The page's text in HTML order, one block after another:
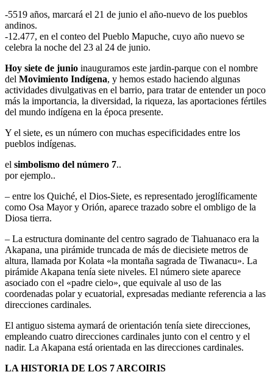
-5519 años, marcará el 21 de junio el año-nuevo de los pueblos
andinos.
-12.477, en el conteo del Pueblo Mapuche, cuyo año nuevo se
celebra la noche del 23 al 24 de junio.
Hoy siete de junio inauguramos este jardin-parque con el nombre
del Movimiento Indígena, y hemos estado haciendo algunas
actividades divulgativas en el barrio, para tratar de entender un poco
más la importancia, la diversidad, la riqueza, las aportaciones fértiles
del mundo indígena en la época presente.
Y el siete, es un número con muchas especificidades entre los
pueblos indígenas.
el simbolismo del número 7..
por ejemplo..
– entre los Quiché, el Dios-Siete, es representado jeroglíficamente
como Osa Mayor y Orión, aparece trazado sobre el ombligo de la
Diosa tierra.
– La estructura dominante del centro sagrado de Tiahuanaco era la
Akapana, una pirámide truncada de más de diecisiete metros de
altura, llamada por Kolata «la montaña sagrada de Tiwanacu». La
pirámide Akapana tenía siete niveles. El número siete aparece
asociado con el «padre cielo», que equivale al uso de las
coordenadas polar y ecuatorial, expresadas mediante referencia a las
direcciones cardinales.
El antiguo sistema aymará de orientación tenía siete direcciones,
empleando cuatro direcciones cardinales junto con el centro y el
nadir. La Akapana está orientada en las direcciones cardinales.
LA HISTORIA DE LOS 7 ARCOIRIS